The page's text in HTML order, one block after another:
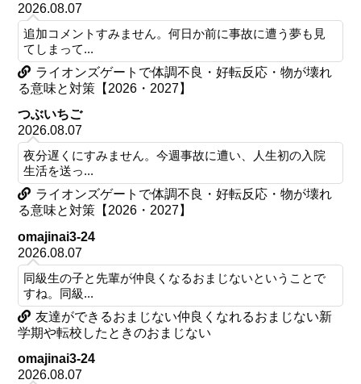
2026.08.07
追加コメントすみません。何日か前に事故に遭う夢も見
てしまって...
ライオンズゲートで体調不良・好転反応・物が壊れ
る意味と対策【2026・2027】
つぶいちご
2026.08.07
夜分遅くにすみません。今週事故に遭い、人生初の入院
生活を送っ...
ライオンズゲートで体調不良・好転反応・物が壊れ
る意味と対策【2026・2027】
omajinai3-24
2026.08.07
同級生の子と先輩が仲良くなるおまじないということで
すね。同級...
友達ができるおまじない仲良くなれるおまじない新
学期や転校したときのおまじない
omajinai3-24
2026.08.07